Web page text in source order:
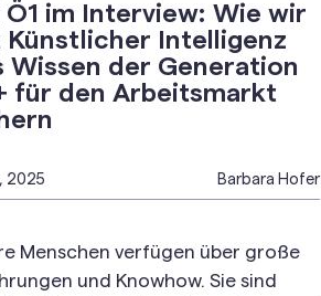
Ö1 im Interview: Wie wir
Künstlicher Intelligenz
Wissen der Generation
für den Arbeitsmarkt
2025 Barbara Hofer
Menschen verfügen über große
und Knowhow. Sie sind